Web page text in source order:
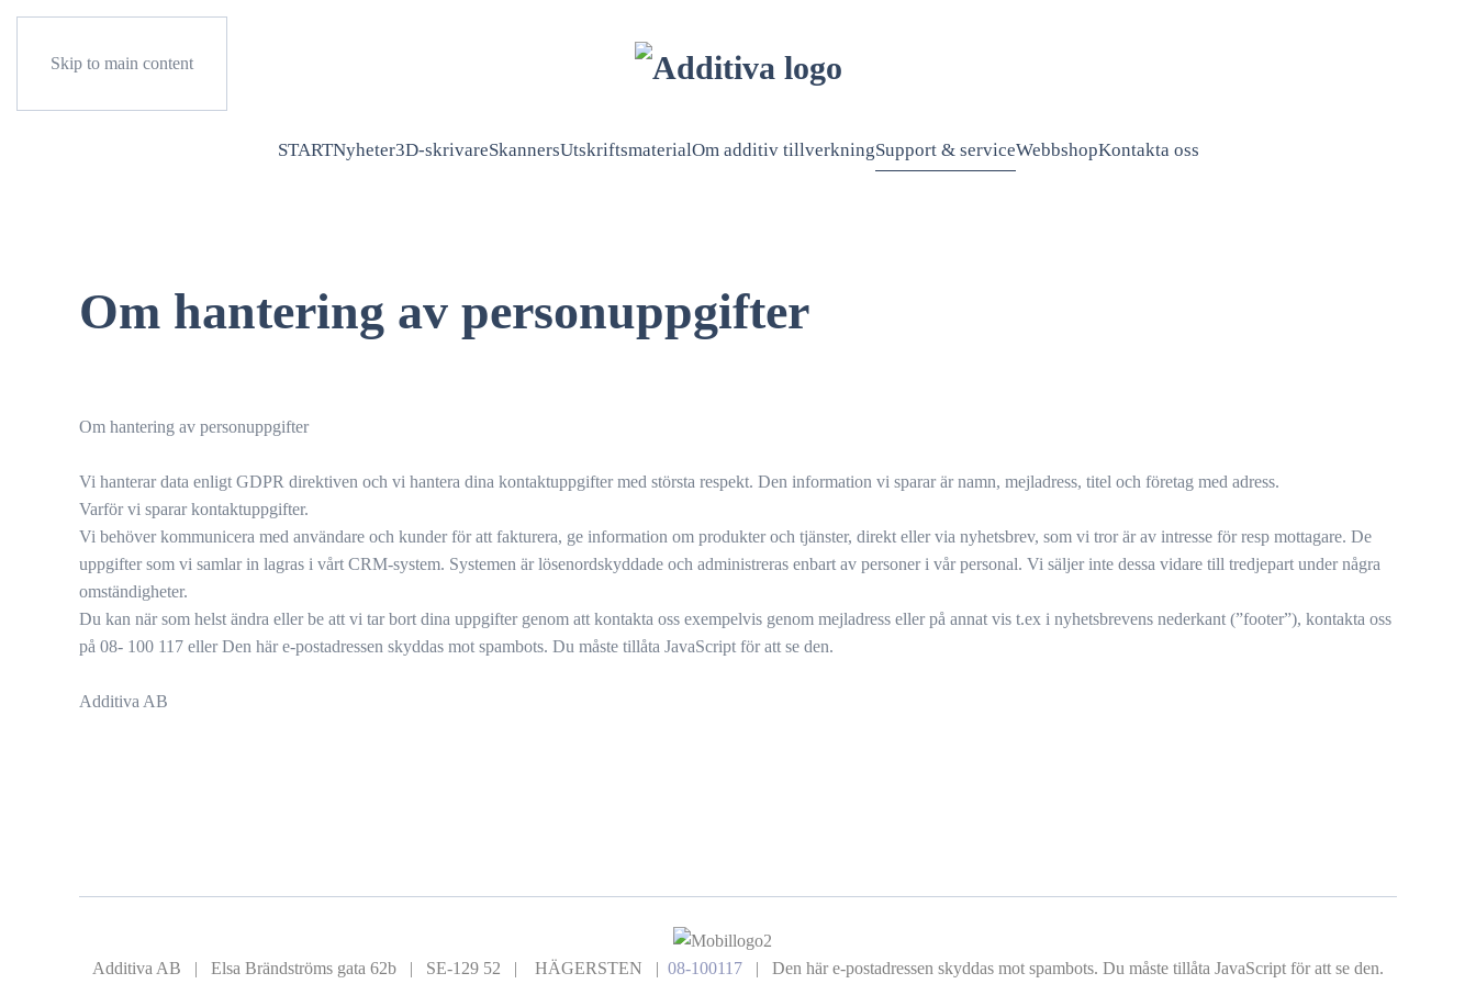
Skip to main content
STARTNyheter3D-skrivareSkannersUtskriftsmaterialOm additiv tillverkningSupport & serviceWebbshopKontakta oss
Om hantering av personuppgifter
Om hantering av personuppgifter
Vi hanterar data enligt GDPR direktiven och vi hantera dina kontaktuppgifter med största respekt. Den information vi sparar är namn, mejladress, titel och företag med adress.
Varför vi sparar kontaktuppgifter.
Vi behöver kommunicera med användare och kunder för att fakturera, ge information om produkter och tjänster, direkt eller via nyhetsbrev, som vi tror är av intresse för resp mottagare. De
uppgifter som vi samlar in lagras i vårt CRM-system. Systemen är lösenordskyddade och administreras enbart av personer i vår personal. Vi säljer inte dessa vidare till tredjepart under några
omständigheter.
Du kan när som helst ändra eller be att vi tar bort dina uppgifter genom att kontakta oss exempelvis genom mejladress eller på annat vis t.ex i nyhetsbrevens nederkant (”footer”), kontakta oss
på 08- 100 117 ellerDen här e-postadressen skyddas mot spambots. Du måste tillåta JavaScript för att se den.
Additiva AB
Additiva AB | Elsa Brändströms gata 62b | SE-129 52 | HÄGERSTEN | 08-100117 | Den här e-postadressen skyddas mot spambots. Du måste tillåta JavaScript för att se den.